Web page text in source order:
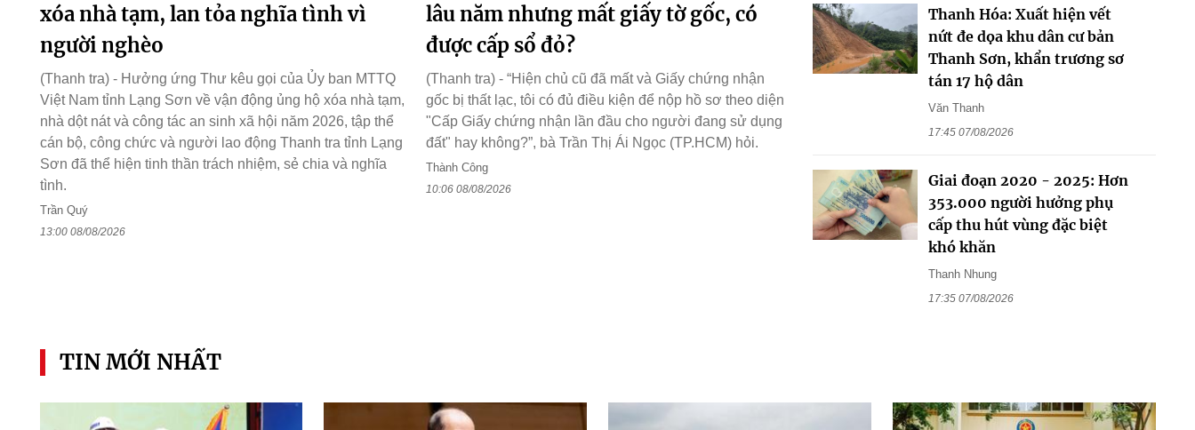
xóa nhà tạm, lan tỏa nghĩa tình vì
người nghèo
(Thanh tra) - Hưởng ứng Thư kêu gọi của Ủy ban MTTQ
Việt Nam tỉnh Lạng Sơn về vận động ủng hộ xóa nhà tạm,
nhà dột nát và công tác an sinh xã hội năm 2026, tập thể
cán bộ, công chức và người lao động Thanh tra tỉnh Lạng
Sơn đã thể hiện tinh thần trách nhiệm, sẻ chia và nghĩa
tình.
Trần Quý
13:00 08/08/2026
lâu năm nhưng mất giấy tờ gốc, có
được cấp sổ đỏ?
(Thanh tra) - “Hiện chủ cũ đã mất và Giấy chứng nhận
gốc bị thất lạc, tôi có đủ điều kiện để nộp hồ sơ theo diện
"Cấp Giấy chứng nhận lần đầu cho người đang sử dụng
đất" hay không?”, bà Trần Thị Ái Ngọc (TP.HCM) hỏi.
Thành Công
10:06 08/08/2026
Thanh Hóa: Xuất hiện vết
nứt đe dọa khu dân cư bản
Thanh Sơn, khẩn trương sơ
tán 17 hộ dân
Văn Thanh
17:45 07/08/2026
Giai đoạn 2020 - 2025: Hơn
353.000 người hưởng phụ
cấp thu hút vùng đặc biệt
khó khăn
Thanh Nhung
17:35 07/08/2026
TIN MỚI NHẤT